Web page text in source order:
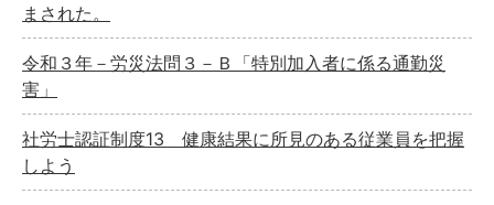
まされた。
令和３年－労災法問３－Ｂ「特別加入者に係る通勤災
害」
社労士認証制度13 健康結果に所見のある従業員を把握
しよう